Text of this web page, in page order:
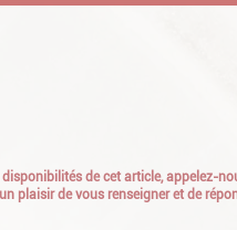
de cet article, appelez-
plaisir de vous renseigner et de